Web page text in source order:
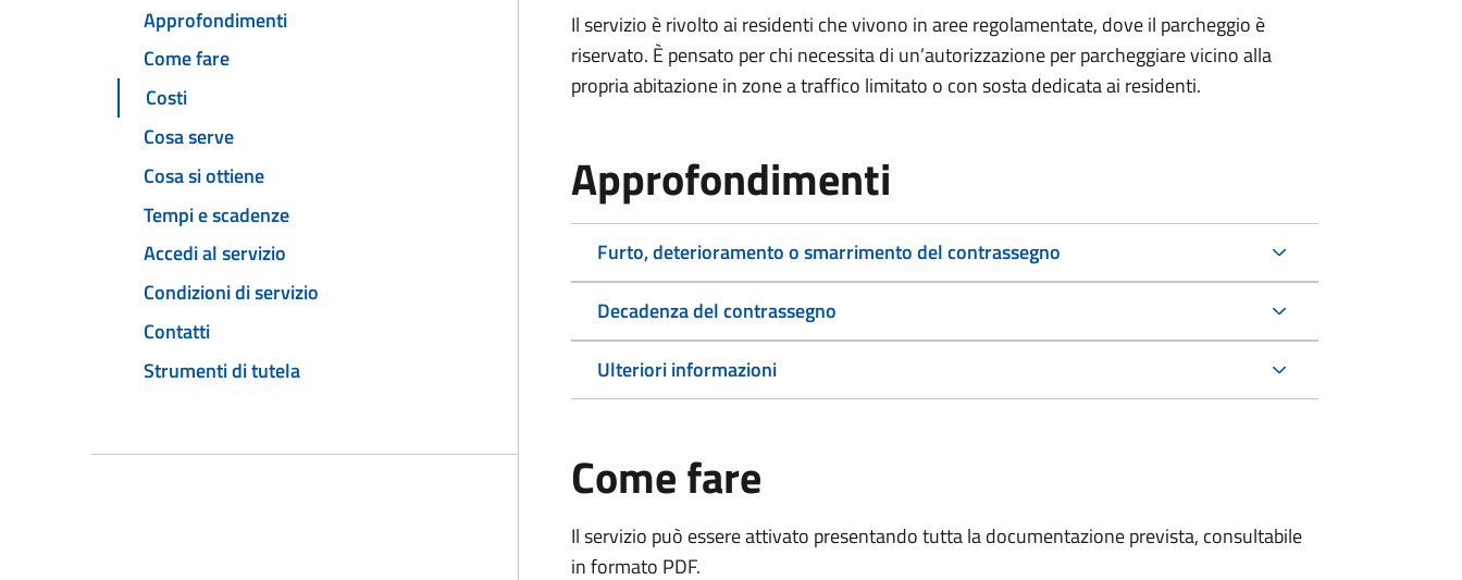
Approfondimenti
Come fare
Costi
Cosa serve
Cosa si ottiene
Tempi e scadenze
Accedi al servizio
Condizioni di servizio
Contatti
Strumenti di tutela
Il servizio è rivolto ai residenti che vivono in aree regolamentate, dove il parcheggio è
riservato. È pensato per chi necessita di un’autorizzazione per parcheggiare vicino alla
propria abitazione in zone a traffico limitato o con sosta dedicata ai residenti.
Approfondimenti
Furto, deterioramento o smarrimento del contrassegno
Decadenza del contrassegno
Ulteriori informazioni
Come fare
Il servizio può essere attivato presentando tutta la documentazione prevista, consultabile
in formato PDF.